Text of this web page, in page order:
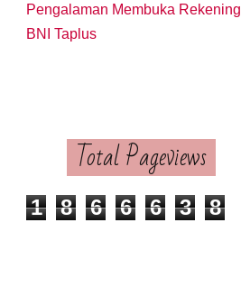
Pengalaman Membuka Rekening
BNI Taplus
Total Pageviews
1 8 6 6 6 3 8